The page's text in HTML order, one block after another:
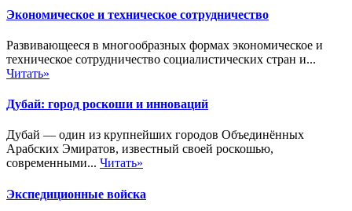
Экономическое и техническое сотрудничество
Развивающееся в многообразных формах экономическое и
техническое сотрудничество социалистических стран и...
Читать»
Дубай: город роскоши и инноваций
Дубай — один из крупнейших городов Объединённых
Арабских Эмиратов, известный своей роскошью,
современными... Читать»
Экспедиционные войска